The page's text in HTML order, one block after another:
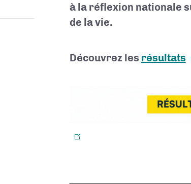
à la réflexion nationale
de la vie.
Découvrez les résultats